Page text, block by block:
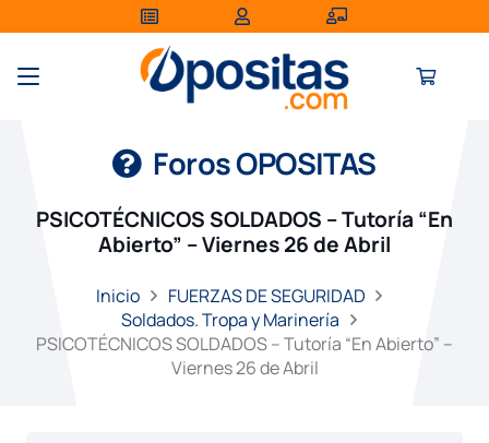
Foros OPOSITAS
PSICOTÉCNICOS SOLDADOS – Tutoría “En
Abierto” – Viernes 26 de Abril
Inicio
FUERZAS DE SEGURIDAD
Soldados. Tropa y Marinería
PSICOTÉCNICOS SOLDADOS – Tutoría “En Abierto” –
Viernes 26 de Abril